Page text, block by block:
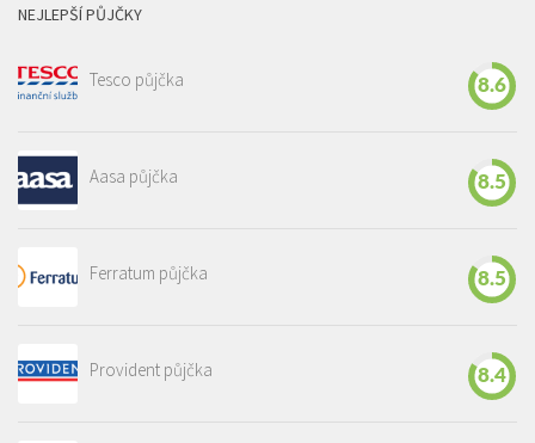
NEJLEPŠÍ PŮJČKY
Tesco půjčka 8.6
Aasa půjčka 8.5
Ferratum půjčka 8.5
Provident půjčka 8.4